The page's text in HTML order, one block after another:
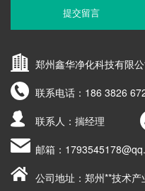
提交留言
郑州鑫华净化科技有限
联系电话： 186 3826
联系人：揣经理
邮箱：
公司地址：郑州**技术产